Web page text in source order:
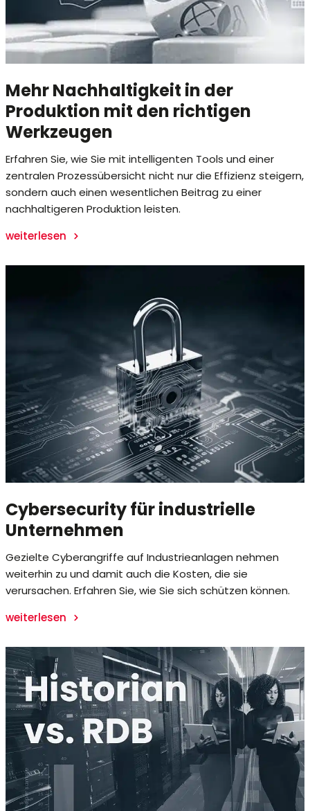
Mehr Nachhaltigkeit in der
Produktion mit den richtigen
Werkzeugen
Erfahren Sie, wie Sie mit intelligenten Tools und einer
zentralen Prozessübersicht nicht nur die Effizienz steigern,
sondern auch einen wesentlichen Beitrag zu einer
nachhaltigeren Produktion leisten.
weiterlesen
Cybersecurity für industrielle
Unternehmen
Gezielte Cyberangriffe auf Industrieanlagen nehmen
weiterhin zu und damit auch die Kosten, die sie
verursachen. Erfahren Sie, wie Sie sich schützen können.
weiterlesen